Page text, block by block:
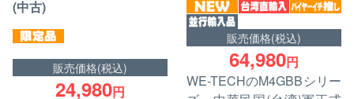
(中古)
販売価格(税込)
24,980円
販売価格(税込)
64,980円
WE-TECHのM4GBBシリー